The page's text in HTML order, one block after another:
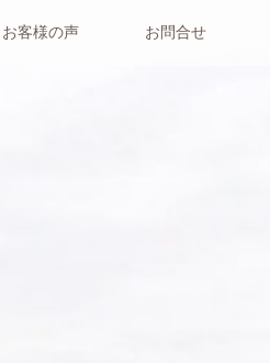
お客様の声 お問合せ